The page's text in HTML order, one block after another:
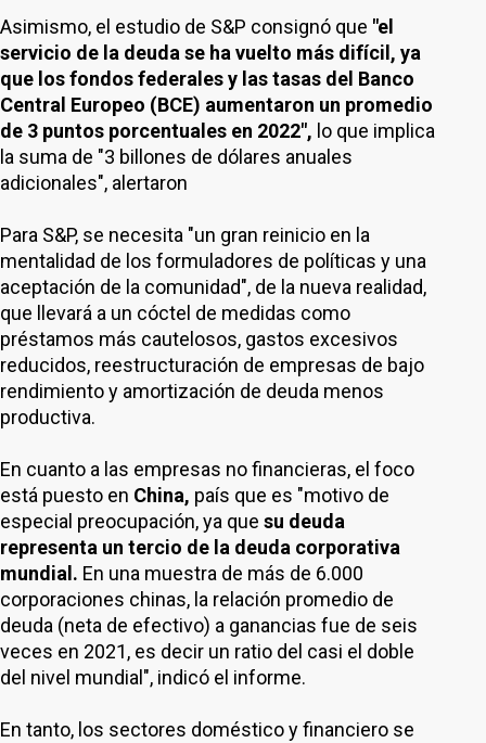
Asimismo, el estudio de S&P consignó que "el
servicio de la deuda se ha vuelto más difícil, ya
que los fondos federales y las tasas del Banco
Central Europeo (BCE) aumentaron un promedio
de 3 puntos porcentuales en 2022", lo que implica
la suma de "3 billones de dólares anuales
adicionales", alertaron
Para S&P, se necesita "un gran reinicio en la
mentalidad de los formuladores de políticas y una
aceptación de la comunidad", de la nueva realidad,
que llevará a un cóctel de medidas como
préstamos más cautelosos, gastos excesivos
reducidos, reestructuración de empresas de bajo
rendimiento y amortización de deuda menos
productiva.
En cuanto a las empresas no financieras, el foco
está puesto en China, país que es "motivo de
especial preocupación, ya que su deuda
representa un tercio de la deuda corporativa
mundial. En una muestra de más de 6.000
corporaciones chinas, la relación promedio de
deuda (neta de efectivo) a ganancias fue de seis
veces en 2021, es decir un ratio del casi el doble
del nivel mundial", indicó el informe.
En tanto, los sectores doméstico y financiero se